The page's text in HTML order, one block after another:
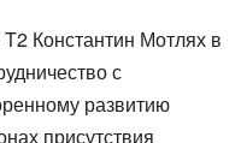
Константин Мотлях в
с
развитию
присутствия